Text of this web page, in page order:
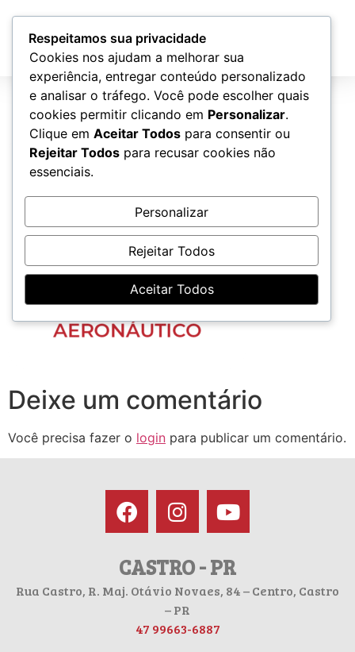
32 (1)
Deixe um comentário
Você precisa fazer o login para publicar um comentário.
CASTRO - PR
Rua Castro, R. Maj. Otávio Novaes, 84 – Centro, Castro
– PR
47 99663-6887
Respeitamos sua privacidade
Cookies nos ajudam a melhorar sua
experiência, entregar conteúdo personalizado
e analisar o tráfego. Você pode escolher quais
cookies permitir clicando em Personalizar.
Clique em Aceitar Todos para consentir ou
Rejeitar Todos para recusar cookies não
essenciais.
Personalizar
Rejeitar Todos
Aceitar Todos